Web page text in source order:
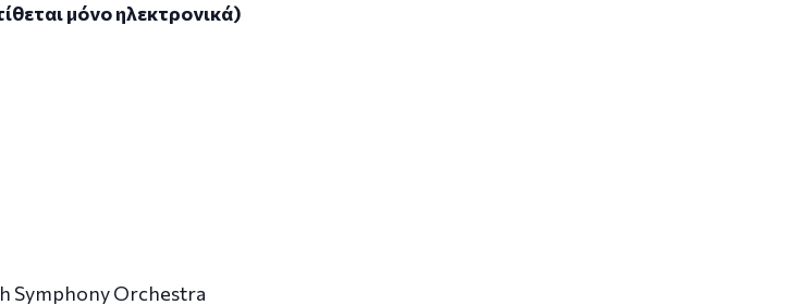
μόνο ηλεκτρονικά)
Symphony Orchestra